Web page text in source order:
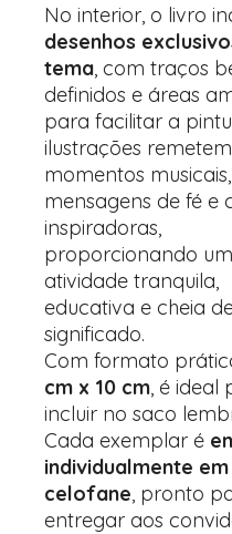
No interior, o livro
desenhos
tema, com traços
definidos e áreas
para facilitar a
ilustrações
momentos musicais,
mensagens de fé e
inspiradoras,
proporcionando
atividade tranquila,
educativa e cheia
significado.
Com formato
cm x 10 cm, é ideal
incluir no saco
Cada exemplar é
individualmente em
celofane, pronto
entregar aos